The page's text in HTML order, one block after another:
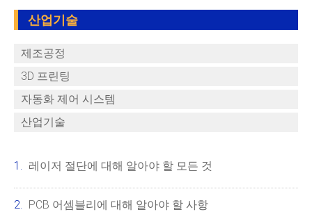
산업기술
제조공정
3D 프린팅
자동화 제어 시스템
산업기술
레이저 절단에 대해 알아야 할 모든 것
PCB 어셈블리에 대해 알아야 할 사항